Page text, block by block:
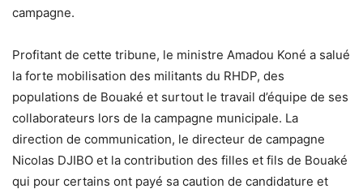
campagne.
Profitant de cette tribune, le ministre Amadou Koné a salué
la forte mobilisation des militants du RHDP, des
populations de Bouaké et surtout le travail d’équipe de ses
collaborateurs lors de la campagne municipale. La
direction de communication, le directeur de campagne
Nicolas DJIBO et la contribution des filles et fils de Bouaké
qui pour certains ont payé sa caution de candidature et